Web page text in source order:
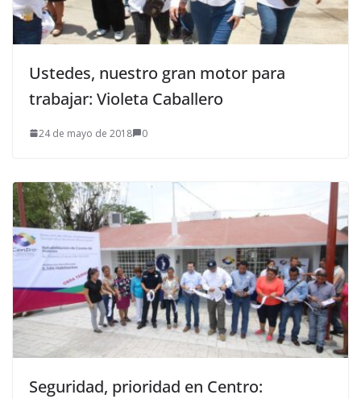
Ustedes, nuestro gran motor para
trabajar: Violeta Caballero
24 de mayo de 2018 0
Seguridad, prioridad en Centro: